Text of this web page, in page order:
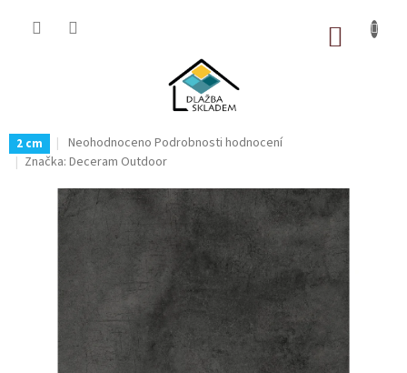
2 cm
Průměrné
hodnocení
je
0,0
hvězdiček.
Neohodnoceno Podrobnosti hodnocení
Značka: Deceram Outdoor